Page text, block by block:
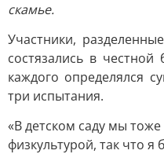
скамье.
Участники,
состязались в честной
каждого определялся
три испытания.
«В детском саду мы
физкультурой, так что